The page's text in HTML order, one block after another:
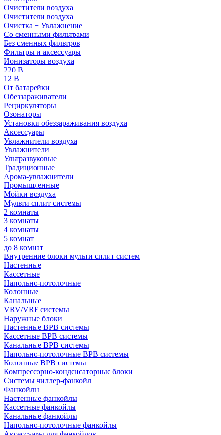
Очистители воздуха
Очистители воздуха
Очистка + Увлажнение
Cо сменными фильтрами
Без сменных фильтров
Фильтры и аксессуары
Ионизаторы воздуха
220 В
12 В
От батарейки
Обеззараживатели
Рециркуляторы
Озонаторы
Установки обеззараживания воздуха
Аксессуары
Увлажнители воздуха
Увлажнители
Ультразвуковые
Традиционные
Арома-увлажнители
Промышленные
Мойки воздуха
Мульти сплит системы
2 комнаты
3 комнаты
4 комнаты
5 комнат
до 8 комнат
Внутренние блоки мульти сплит систем
Настенные
Кассетные
Напольно-потолочные
Колонные
Канальные
VRV/VRF системы
Наружные блоки
Настенные ВРВ системы
Кассетные ВРВ системы
Канальные ВРВ системы
Напольно-потолочные ВРВ системы
Колонные ВРВ системы
Компрессорно-конденсаторные блоки
Системы чиллер-фанкойл
Фанкойлы
Настенные фанкойлы
Кассетные фанкойлы
Канальные фанкойлы
Напольно-потолочные фанкойлы